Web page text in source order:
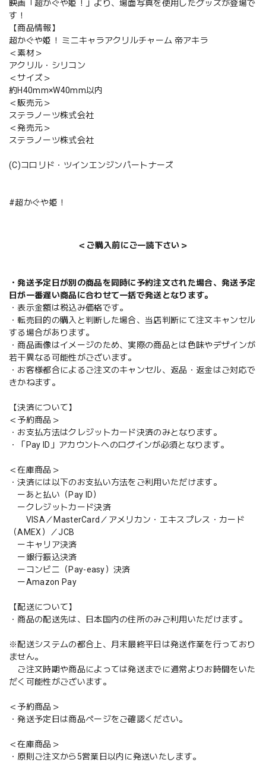
映画「超かぐや姫！」より、場面写真を使用したグッズが登場で
す！
【商品情報】
超かぐや姫！ ミニキャラアクリルチャーム 帝アキラ
＜素材＞
アクリル・シリコン
＜サイズ＞
約H40mm×W40mm以内
＜販売元＞
ステラノーツ株式会社
＜発売元＞
ステラノーツ株式会社
(C)コロリド・ツインエンジンパートナーズ
#超かぐや姫！
＜ご購入前にご一読下さい＞
・発送予定日が別の商品を同時に予約注文された場合、発送予定
日が一番遅い商品に合わせて一括で発送となります。
・表示金額は税込み価格です。
・転売目的の購入と判断した場合、当店判断にて注文キャンセル
する場合があります。
・商品画像はイメージのため、実際の商品とは色味やデザインが
若干異なる可能性がございます。
・お客様都合によるご注文のキャンセル、返品・返金はご対応で
きかねます。
【決済について】
＜予約商品＞
・お支払方法はクレジットカード決済のみとなります。
・「Pay ID」アカウントへのログインが必須となります。
＜在庫商品＞
・決済には以下のお支払い方法をご利用いただけます。
ーあと払い（Pay ID）
ークレジットカード決済
VISA／MasterCard／アメリカン・エキスプレス・カード
（AMEX）／JCB
ーキャリア決済
ー銀行振込決済
ーコンビニ（Pay-easy）決済
ーAmazon Pay
【配送について】
・商品の配送先は、日本国内の住所のみご利用いただけます。
※配送システムの都合上、月末最終平日は発送作業を行っており
ません。
ご注文時期や商品によっては発送までに通常よりお時間をいた
だく可能性がございます。
＜予約商品＞
・発送予定日は商品ページをご確認ください。
＜在庫商品＞
・原則ご注文から5営業日以内に発送いたします。